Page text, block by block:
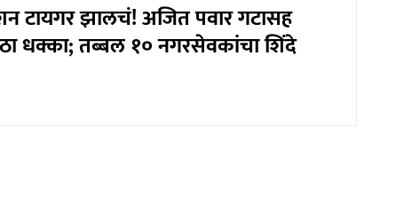
टायगर झालचं! अजित पवार गटासह
धक्का; तब्बल १० नगरसेवकांचा शिंदे